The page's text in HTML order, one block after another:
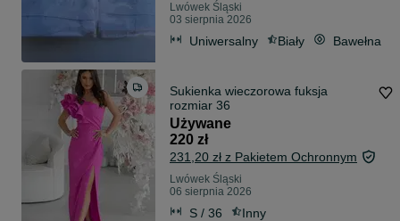
Lwówek Śląski
03 sierpnia 2026
Uniwersalny Biały Bawełna
Sukienka wieczorowa fuksja
rozmiar 36
Używane
220 zł
231,20 zł z Pakietem Ochronnym
Lwówek Śląski
06 sierpnia 2026
S / 36 Inny